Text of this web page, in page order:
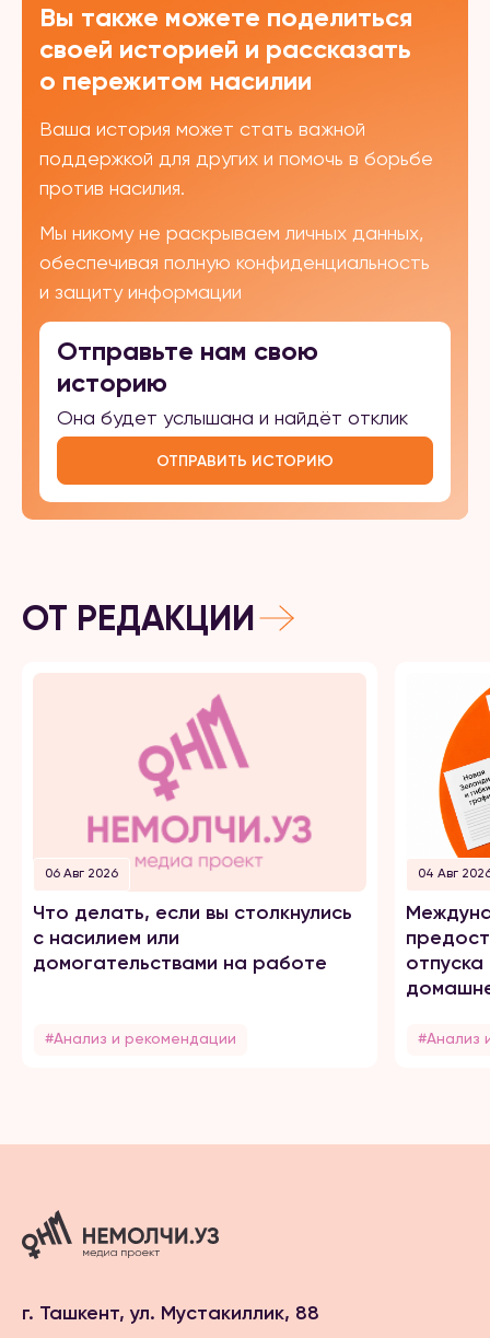
Вы также можете поделиться
своей историей и рассказать
о пережитом насилии
Ваша история может стать важной
поддержкой для других и помочь в борьбе
против насилия.
Мы никому не раскрываем личных данных,
обеспечивая полную конфиденциальность
и защиту информации
Отправьте нам свою
историю
Она будет услышана и найдёт отклик
ОТПРАВИТЬ ИСТОРИЮ
ОТ РЕДАКЦИИ
06 Авг 2026
Что делать, если вы столкнулись
с насилием или
домогательствами на работе
#Анализ и рекомендации
04 Авг
#Анализ
г. Ташкент, ул. Мустакиллик, 88